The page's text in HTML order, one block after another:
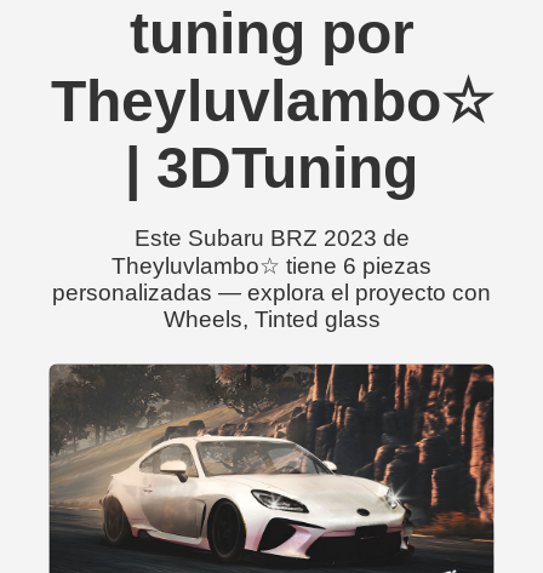
tuning por
Theyluvlambo☆
| 3DTuning
Este Subaru BRZ 2023 de
Theyluvlambo☆ tiene 6 piezas
personalizadas — explora el proyecto con
Wheels, Tinted glass